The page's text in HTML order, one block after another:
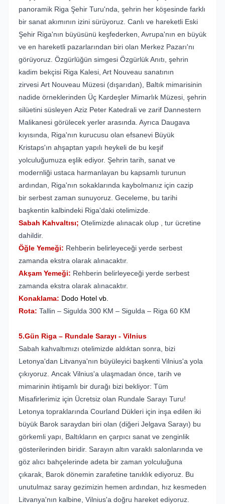
panoramik Riga Şehir Turu'nda, şehrin her köşesinde farklı
bir sanat akımının izini sürüyoruz. Canlı ve hareketli Eski
Şehir Riga'nın büyüsünü keşfederken, Avrupa'nın en büyük
ve en hareketli pazarlarından biri olan Merkez Pazarı'nı
görüyoruz. Özgürlüğün simgesi Özgürlük Anıtı, şehrin
kadim bekçisi Riga Kalesi, Art Nouveau sanatının
zirvesi Art Nouveau Müzesi (dışarıdan), Baltık mimarisinin
nadide örneklerinden Üç Kardeşler Mimarlık Müzesi, şehrin
silüetini süsleyen Aziz Peter Katedrali ve zarif Dannestern
Malikanesi görülecek yerler arasında. Ayrıca Daugava
kıyısında, Riga'nın kurucusu olan efsanevi Büyük
Kristaps'ın ahşaptan yapılı heykeli de bu keşif
yolculuğumuza eşlik ediyor. Şehrin tarih, sanat ve
modernliği ustaca harmanlayan bu kapsamlı turunun
ardından, Riga'nın sokaklarında kaybolmanız için cazip
bir serbest zaman sunuyoruz. Geceleme, bu tarihi
başkentin kalbindeki Riga'daki otelimizde.
Sabah Kahvaltısı; Otelimizde alınacak olup , tur ücretine
dahildir.
Öğle Yemeği: Rehberin belirleyeceği yerde serbest
zamanda ekstra olarak alınacaktır.
Akşam Yemeği: Rehberin belirleyeceği yerde serbest
zamanda ekstra olarak alınacaktır.
Konaklama: Dodo Hotel vb.
Rota: Tallin – Sigulda 300 KM – Sigulda – Riga 60 KM
5.Gün Riga – Rundale Sarayı - Vilnius
Sabah kahvaltımızı otelimizde aldıktan sonra, bizi
Letonya'dan Litvanya'nın büyüleyici başkenti Vilnius'a yola
çıkıyoruz. Ancak Vilnius'a ulaşmadan önce, tarih ve
mimarinin ihtişamlı bir durağı bizi bekliyor: Tüm
Misafirlerimiz için Ücretsiz olan Rundale Sarayı Turu!
Letonya topraklarında Courland Dükleri için inşa edilen iki
büyük Barok saraydan biri olan (diğeri Jelgava Sarayı) bu
görkemli yapı, Baltıkların en çarpıcı sanat ve zenginlik
gösterilerinden biridir. Sarayın altın varaklı salonlarında ve
göz alıcı bahçelerinde adeta bir zaman yolculuğuna
çıkarak, Barok dönemin zarafetine tanıklık ediyoruz. Bu
unutulmaz saray gezimizin hemen ardından, hız kesmeden
Litvanya'nın kalbine, Vilnius'a doğru hareket ediyoruz.